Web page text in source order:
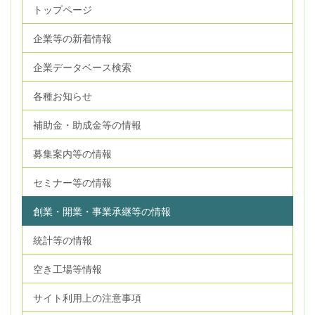
トップページ
企業等の新着情報
企業データベース検索
各種お知らせ
補助金・助成金等の情報
募集案内等の情報
セミナー等の情報
創業・開業・事業承継等の情報
統計等の情報
空き工場等情報
サイト利用上の注意事項